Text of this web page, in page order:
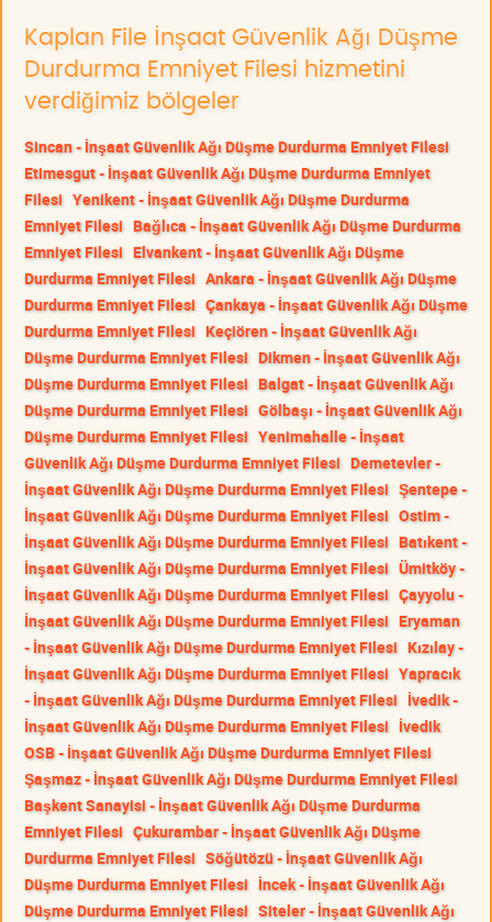
Kaplan File İnşaat Güvenlik Ağı Düşme
Durdurma Emniyet Filesi hizmetini
verdiğimiz bölgeler
Sincan - İnşaat Güvenlik Ağı Düşme Durdurma Emniyet Filesi
Etimesgut - İnşaat Güvenlik Ağı Düşme Durdurma Emniyet
Filesi Yenikent - İnşaat Güvenlik Ağı Düşme Durdurma
Emniyet Filesi Bağlıca - İnşaat Güvenlik Ağı Düşme Durdurma
Emniyet Filesi Elvankent - İnşaat Güvenlik Ağı Düşme
Durdurma Emniyet Filesi Ankara - İnşaat Güvenlik Ağı Düşme
Durdurma Emniyet Filesi Çankaya - İnşaat Güvenlik Ağı Düşme
Durdurma Emniyet Filesi Keçiören - İnşaat Güvenlik Ağı
Düşme Durdurma Emniyet Filesi Dikmen - İnşaat Güvenlik Ağı
Düşme Durdurma Emniyet Filesi Balgat - İnşaat Güvenlik Ağı
Düşme Durdurma Emniyet Filesi Gölbaşı - İnşaat Güvenlik Ağı
Düşme Durdurma Emniyet Filesi Yenimahalle - İnşaat
Güvenlik Ağı Düşme Durdurma Emniyet Filesi Demetevler -
İnşaat Güvenlik Ağı Düşme Durdurma Emniyet Filesi Şentepe -
İnşaat Güvenlik Ağı Düşme Durdurma Emniyet Filesi Ostim -
İnşaat Güvenlik Ağı Düşme Durdurma Emniyet Filesi Batıkent -
İnşaat Güvenlik Ağı Düşme Durdurma Emniyet Filesi Ümitköy -
İnşaat Güvenlik Ağı Düşme Durdurma Emniyet Filesi Çayyolu -
İnşaat Güvenlik Ağı Düşme Durdurma Emniyet Filesi Eryaman
- İnşaat Güvenlik Ağı Düşme Durdurma Emniyet Filesi Kızılay -
İnşaat Güvenlik Ağı Düşme Durdurma Emniyet Filesi Yapracık
- İnşaat Güvenlik Ağı Düşme Durdurma Emniyet Filesi İvedik -
İnşaat Güvenlik Ağı Düşme Durdurma Emniyet Filesi İvedik
OSB - İnşaat Güvenlik Ağı Düşme Durdurma Emniyet Filesi
Şaşmaz - İnşaat Güvenlik Ağı Düşme Durdurma Emniyet Filesi
Başkent Sanayisi - İnşaat Güvenlik Ağı Düşme Durdurma
Emniyet Filesi Çukurambar - İnşaat Güvenlik Ağı Düşme
Durdurma Emniyet Filesi Söğütözü - İnşaat Güvenlik Ağı
Düşme Durdurma Emniyet Filesi İncek - İnşaat Güvenlik Ağı
Düşme Durdurma Emniyet Filesi Siteler - İnşaat Güvenlik Ağı